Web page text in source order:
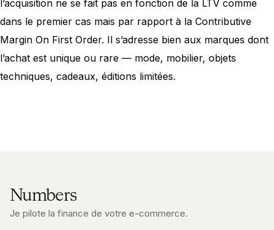
l’acquisition ne se fait pas en fonction de la LTV comme
dans le premier cas mais par rapport à la Contributive
Margin On First Order. Il s’adresse bien aux marques dont
l’achat est unique ou rare — mode, mobilier, objets
techniques, cadeaux, éditions limitées.
Numbers
Je pilote la finance de votre e-commerce.